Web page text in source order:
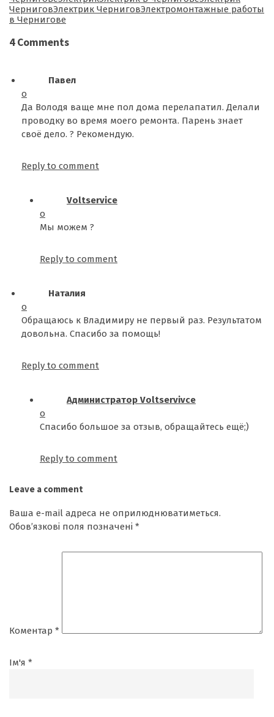
ЧерниговЭлектрик ЧерниговЭлектромонтажные работы
в Чернигове
4 Comments
Павел
о
Да Володя ваще мне пол дома перелапатил. Делали
проводку во время моего ремонта. Парень знает
своё дело. ? Рекомендую.
Reply to comment
Voltservice
о
Мы можем ?
Reply to comment
Наталия
о
Обращаюсь к Владимиру не первый раз. Результатом
довольна. Спасибо за помощь!
Reply to comment
Администратор Voltservivce
о
Спасибо большое за отзыв, обращайтесь ещё;)
Reply to comment
Leave a comment
Ваша e-mail адреса не оприлюднюватиметься.
Обов’язкові поля позначені *
Коментар *
Ім'я *